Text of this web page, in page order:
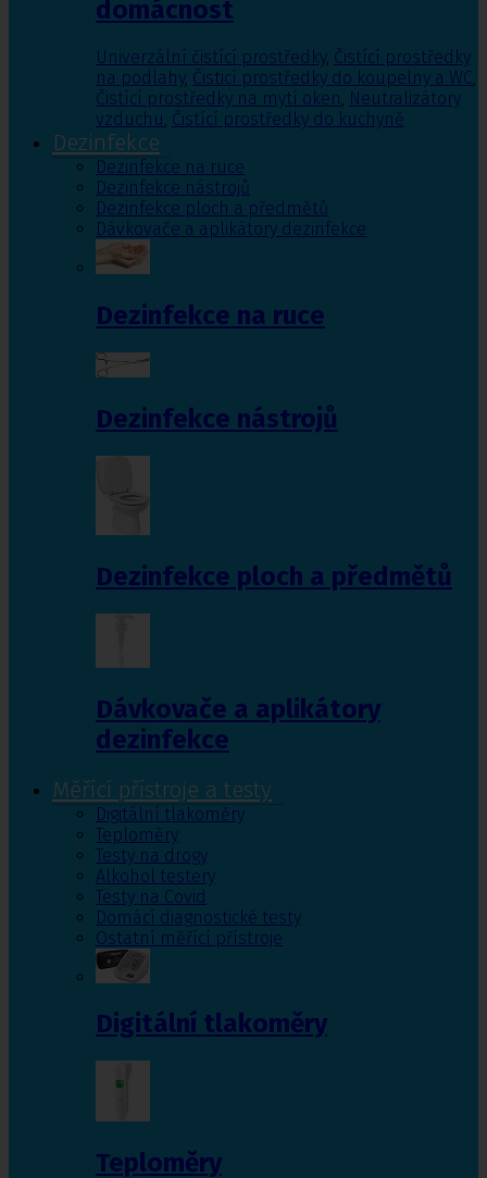
domácnost
Univerzální čistící prostředky, Čistící prostředky
na podlahy, Čisticí prostředky do koupelny a WC,
Čistící prostředky na mytí oken, Neutralizátory
vzduchu, Čistící prostředky do kuchyně
Dezinfekce
Dezinfekce na ruce
Dezinfekce nástrojů
Dezinfekce ploch a předmětů
Dávkovače a aplikátory dezinfekce
Dezinfekce na ruce
Dezinfekce nástrojů
Dezinfekce ploch a předmětů
Dávkovače a aplikátory
dezinfekce
Měřící přístroje a testy
Digitální tlakoměry
Teploměry
Testy na drogy
Alkohol testery
Testy na Covid
Domácí diagnostické testy
Ostatní měřící přístroje
Digitální tlakoměry
Teploměry